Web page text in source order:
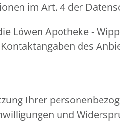
im Art. 4 der
Löwen Apotheke -
des
Ihrer
und